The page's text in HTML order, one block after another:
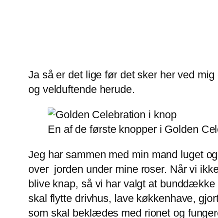
Ja så er det lige før det sker her ved
og velduftende herude.
En af de første knopper i Golden
Jeg har sammen med min mand luget
over jorden under mine roser. Når vi
blive knap, så vi har valgt at
skal flytte drivhus, lave køkkenhave,
som skal beklædes med rionet og